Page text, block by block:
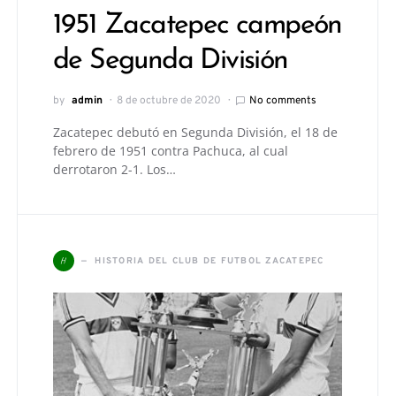
1951 Zacatepec campeón
de Segunda División
by admin 8 de octubre de 2020 No comments
Zacatepec debutó en Segunda División, el 18 de
febrero de 1951 contra Pachuca, al cual
derrotaron 2-1. Los…
H HISTORIA DEL CLUB DE FUTBOL ZACATEPEC